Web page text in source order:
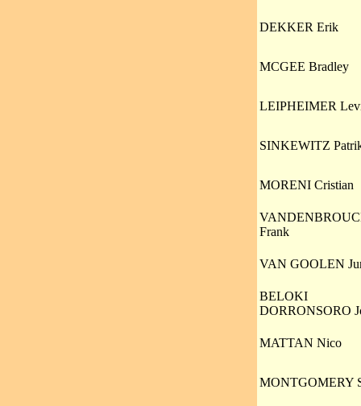
DEKKER Erik
MCGEE Bradley
LEIPHEIMER
SINKEWITZ
MORENI Cristian
Frank
VAN GOOLEN
BELOKI
DORRONSORO
MATTAN Nico
MONTGOMERY